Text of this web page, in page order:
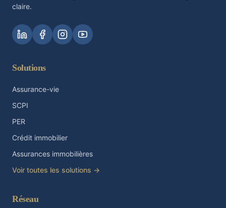
claire.
Solutions
Assurance-vie
SCPI
PER
Crédit immobilier
Assurances immobilières
Voir toutes les solutions →
Réseau